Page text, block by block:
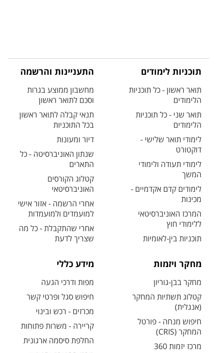
תוכניות לימודים
תואר ראשון - כל תוכניות
הלימודים
תואר שני - כל תוכניות
הלימודים
לימודי תואר שלישי -
דוקטורט
לימודי תעודה ולימודי
המשך
לימודים קדם אקדמיים -
מכינות
המרכז האוניברסיטאי
ללימודי חוץ
תוכניות בין-לאומיות
התעניינות והרשמה
מחשבון ממוצע בגרות
וסכם לתואר ראשון
תנאי קבלה לתואר ראשון
בכל התוכניות
דיור ומעונות
שנתון האוניברסיטה - כל
התארים
קטלוג הקורסים
האוניברסיטאי
אחרי הרשמה - אזור אישי
למועמדים ולמועמדות
אחרי שהתקבלת - כל מה
שצריך לדעת
מחקר ויזמות
מחקר בבן-גוריון
קטלוג תשתיות המחקר
(אנגלית)
חיפוש מנחה - פורטל
המחקר (CRIS)
מרכז יזמות 360
מידע כללי
מפות ודרכי הגעה
חיפוש סגל ופרטי קשר
מכרזים - רכש ובינוי
קריירה - משרות פתוחות
החלפת סיסמה ארגונית